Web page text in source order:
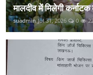
मालदीव में मिलेगी
suadmin Jul 31, 2026 0